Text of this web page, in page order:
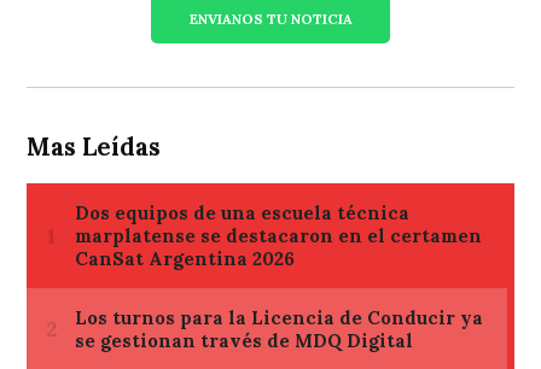
ENVIANOS TU NOTICIA
Mas Leídas